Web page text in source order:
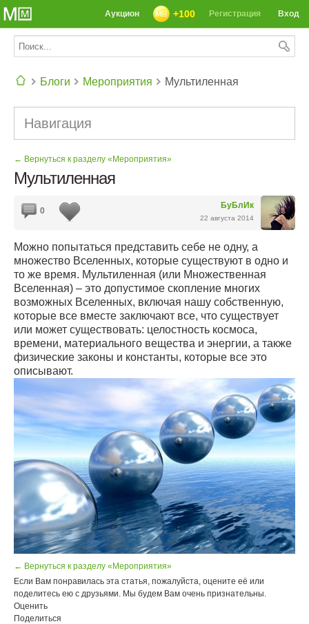
СЕГОДНЯ: 39142 РЕЦЕПТА
Вход
Регистрация
+100
Аукцион
Блоги Мероприятия Мультиленная
Навигация
← Вернуться к разделу «Мероприятия»
Мультиленная
БуБлИк
22 августа 2014
0
Можно попытаться представить себе не одну, а
множество Вселенных, которые существуют в одно и
то же время. Мультиленная (или Множественная
Вселенная) – это допустимое скопление многих
возможных Вселенных, включая нашу собственную,
которые все вместе заключают все, что существует
или может существовать: целостность космоса,
времени, материального вещества и энергии, а также
физические законы и константы, которые все это
описывают.
← Вернуться к разделу «Мероприятия»
Если Вам понравилась эта статья, пожалуйста, оцените её или
поделитесь ею с друзьями. Мы будем Вам очень признательны.
Оценить
Поделиться